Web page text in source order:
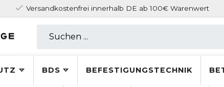
Versandkostenfrei innerhalb DE ab 100€ Warenwert
BDS BEFESTIGUNGSTECHNIK